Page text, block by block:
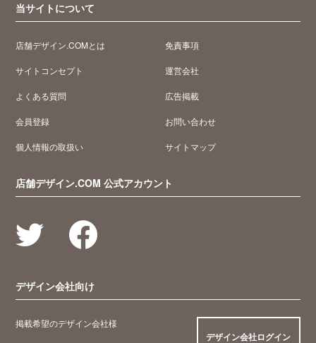
当サイトについて
店舗デザイン.COMとは
サイトコンセプト
よくある質問
会員登録
個人情報の取扱い
免責事項
運営会社
広告掲載
お問い合わせ
サイトマップ
店舗デザイン.COM 公式アカウント
デザイン会社向け
掲載希望のデザイン会社様
デザイン会社ログイン